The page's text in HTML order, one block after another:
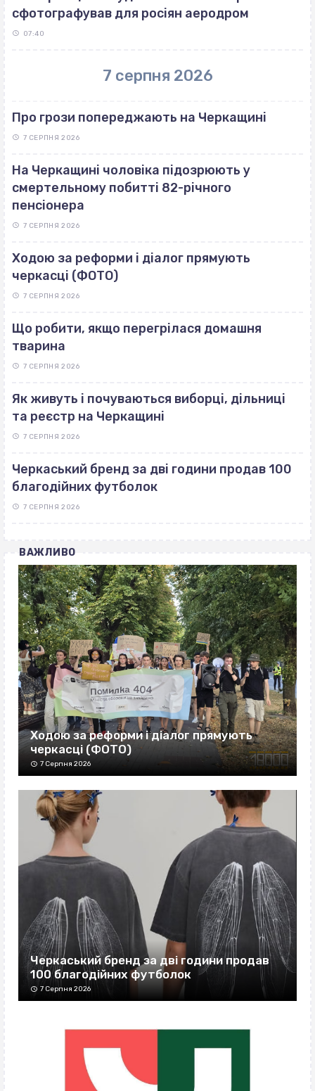
сфотографував для росіян аеродром
07:40
7 серпня 2026
Про грози попереджають на Черкащині
7 СЕРПНЯ 2026
На Черкащині чоловіка підозрюють у
смертельному побитті 82-річного
пенсіонера
7 СЕРПНЯ 2026
Ходою за реформи і діалог прямують
черкасці (ФОТО)
7 СЕРПНЯ 2026
Що робити, якщо перегрілася домашня
тварина
7 СЕРПНЯ 2026
Як живуть і почуваються виборці, дільниці
та реєстр на Черкащині
7 СЕРПНЯ 2026
Черкаський бренд за дві години продав 100
благодійних футболок
7 СЕРПНЯ 2026
ВАЖЛИВО
Ходою за реформи і діалог прямують
черкасці (ФОТО)
7 Серпня 2026
Черкаський бренд за дві години продав
100 благодійних футболок
7 Серпня 2026